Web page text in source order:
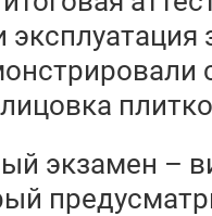
экзамен –